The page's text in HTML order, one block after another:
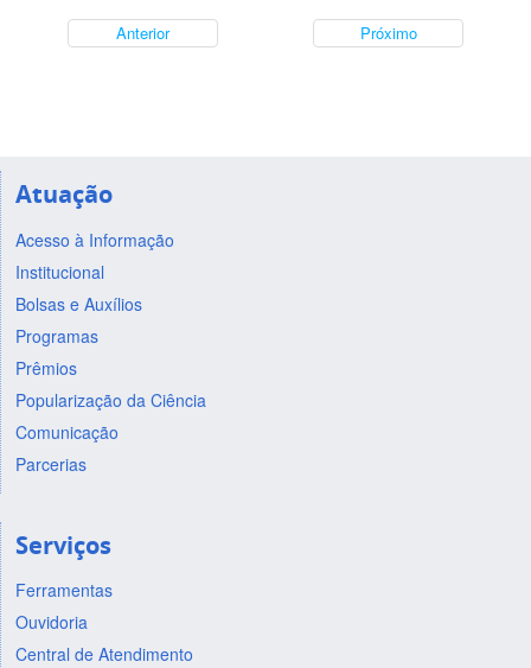
Anterior Próximo
Atuação
Acesso à Informação
Institucional
Bolsas e Auxílios
Programas
Prêmios
Popularização da Ciência
Comunicação
Parcerias
Serviços
Ferramentas
Ouvidoria
Central de Atendimento